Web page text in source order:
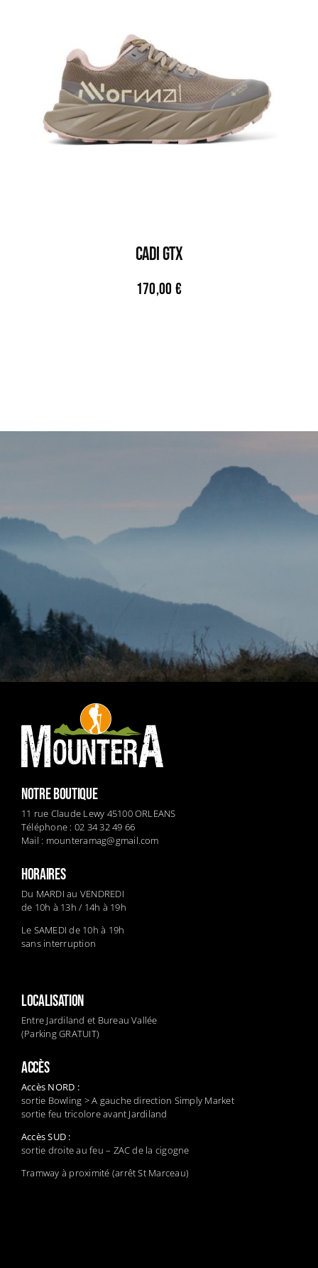
CADI GTX
170,00 €
NOTRE BOUTIQUE
11 rue Claude Lewy 45100 ORLEANS
Téléphone : 02 34 32 49 66
Mail : mounteramag@gmail.com
HORAIRES
Du MARDI au VENDREDI
de 10h à 13h / 14h à 19h
Le SAMEDI de 10h à 19h
sans interruption
LOCALISATION
Entre Jardiland et Bureau Vallée
(Parking GRATUIT)
ACCÈS
Accès NORD :
sortie Bowling > A gauche direction Simply Market
sortie feu tricolore avant Jardiland
Accès SUD :
sortie droite au feu – ZAC de la cigogne
Tramway à proximité (arrêt St Marceau)